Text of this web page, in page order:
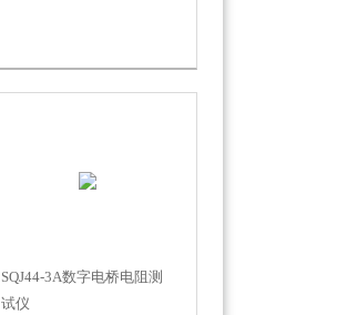
SQJ44-3A数字电桥电阻测
试仪